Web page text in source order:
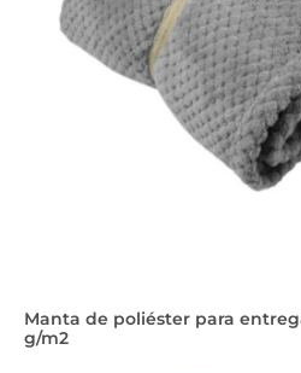
Manta de poliéster para
g/m2